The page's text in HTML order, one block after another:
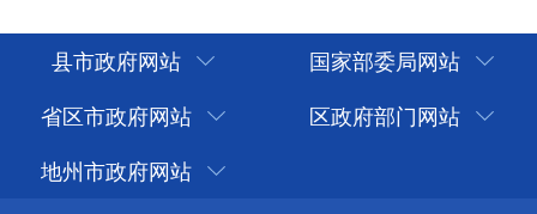
县市政府网站
国家部委局网站
省区市政府网站
区政府部门网站
地州市政府网站